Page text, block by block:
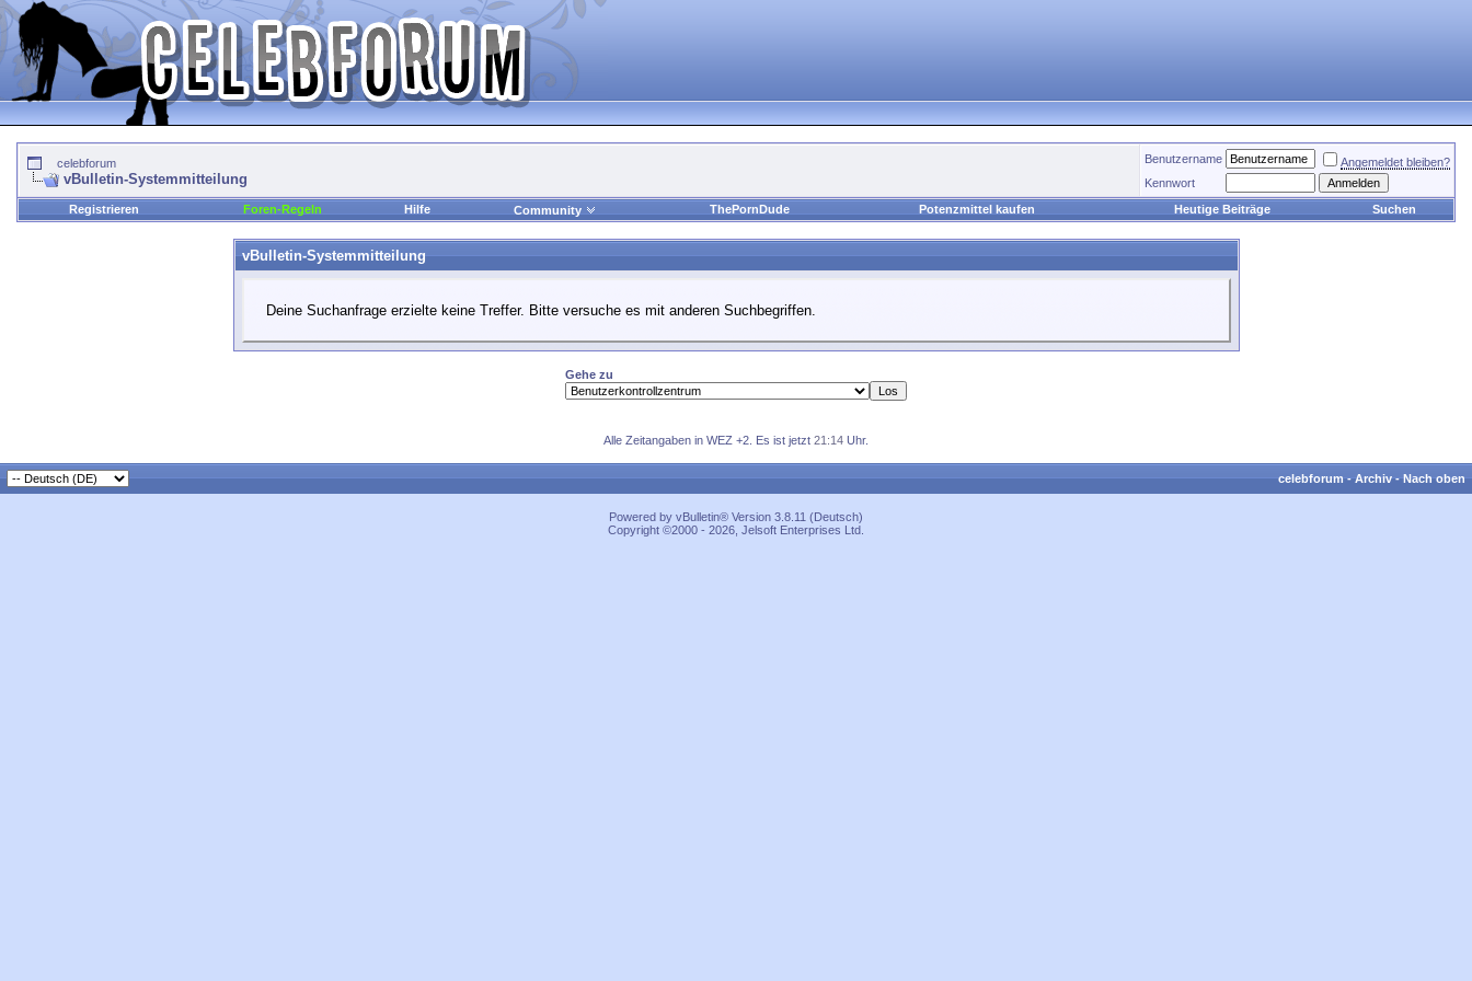
celebforum
vBulletin-Systemmitteilung
Benutzername
Angemeldet bleiben?
Kennwort
Registrieren
Foren-Regeln Hilfe Community ThePornDude Potenzmittel kaufen Heutige Beiträge Suchen
vBulletin-Systemmitteilung
Deine Suchanfrage erzielte keine Treffer. Bitte versuche es mit anderen Suchbegriffen.
Gehe zu
Alle Zeitangaben in WEZ +2. Es ist jetzt 21:14 Uhr.
celebforum-Archiv-Nach oben
Powered by vBulletin® Version 3.8.11 (Deutsch)
Copyright ©2000 - 2026, Jelsoft Enterprises Ltd.